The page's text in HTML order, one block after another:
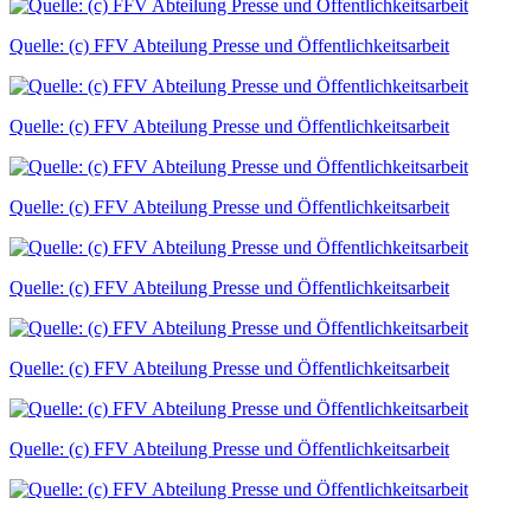
Quelle: (c) FFV Abteilung Presse und Öffentlichkeitsarbeit
Quelle: (c) FFV Abteilung Presse und Öffentlichkeitsarbeit
Quelle: (c) FFV Abteilung Presse und Öffentlichkeitsarbeit
Quelle: (c) FFV Abteilung Presse und Öffentlichkeitsarbeit
Quelle: (c) FFV Abteilung Presse und Öffentlichkeitsarbeit
Quelle: (c) FFV Abteilung Presse und Öffentlichkeitsarbeit